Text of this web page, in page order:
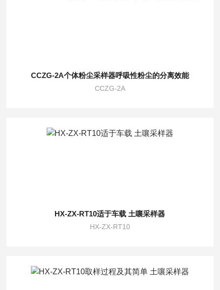
CCZG-2A个体粉尘采样器呼吸性粉尘的分离效能
CCZG-2A
HX-ZX-RT10适于车载 土嚷采样器
HX-ZX-RT10